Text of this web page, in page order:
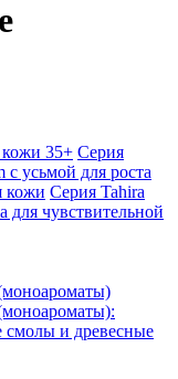
кожи 35+ Серия
усьмой для роста
кожи Серия Tahira
для чувствительной
смолы и древесные